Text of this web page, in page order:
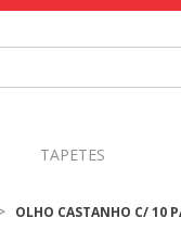
TAPETES
OLHO CASTANHO C/ 10